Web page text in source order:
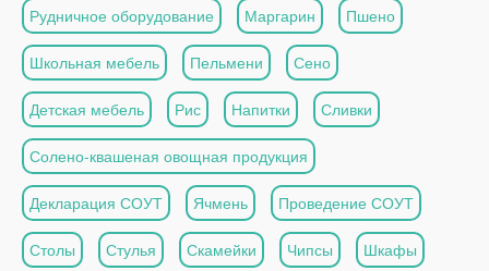
Рудничное оборудование Маргарин Пшено
Школьная мебель Пельмени Сено
Детская мебель Рис Напитки Сливки
Солено-квашеная овощная продукция
Декларация СОУТ Ячмень Проведение СОУТ
Столы Стулья Скамейки Чипсы Шкафы